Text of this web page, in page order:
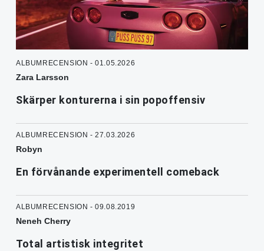
ALBUMRECENSION - 01.05.2026
Zara Larsson
Skärper konturerna i sin popoffensiv
ALBUMRECENSION - 27.03.2026
Robyn
En förvånande experimentell comeback
ALBUMRECENSION - 09.08.2019
Neneh Cherry
Total artistisk integritet